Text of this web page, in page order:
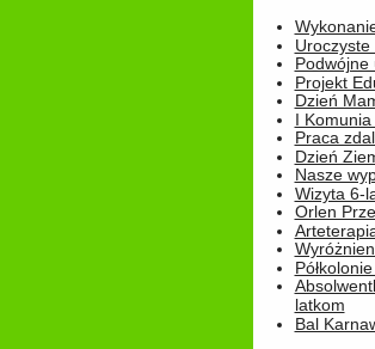
Podwójne
Projekt
Dzień
I
Praca
Dzień
Nasze
Wizyta 6-
Orlen
latkom
Bal